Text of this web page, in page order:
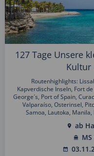
127 Tage Unsere
Kultur
Routenhighlights:
Kapverdische Inseln, Fort
George´s, Port of Spain,
Valparaíso, Osterinsel,
Samoa, Lautoka,
ab